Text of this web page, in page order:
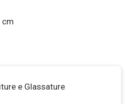
cm
e Glassature